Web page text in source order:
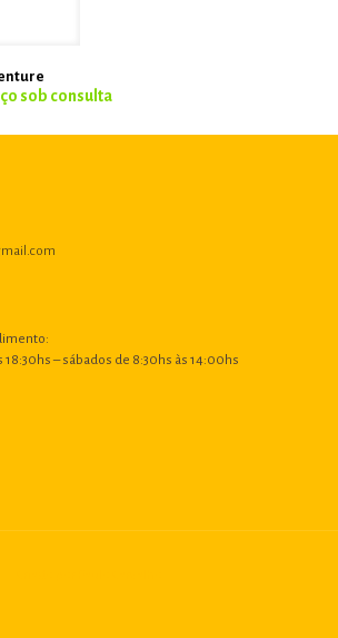
– sábados de 8:30hs às 14:00hs